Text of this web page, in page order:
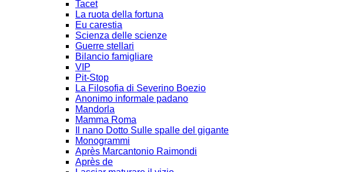
Tacet
La ruota della fortuna
Eu carestia
Scienza delle scienze
Guerre stellari
Bilancio famigliare
VIP
Pit-Stop
La Filosofia di Severino Boezio
Anonimo informale padano
Mandorla
Mamma Roma
Il nano Dotto Sulle spalle del gigante
Monogrammi
Après Marcantonio Raimondi
Après de